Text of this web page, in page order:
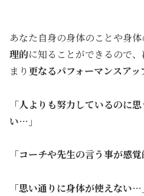
あなた自身の身体のことや身
理的に知ることができるので
まり 更なるパフォーマンスアッ
「人よりも努力しているのに
い…」
「コーチや先生の言う事が感
「思い通りに身体が使えない…